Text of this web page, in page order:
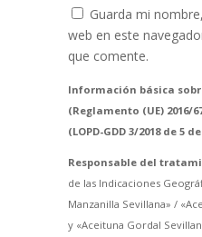
Guarda mi
web en este
que comente.
Información básica
(Reglamento (UE) 2016/
(LOPD-GDD 3/2018 de 5
Responsable del
de las Indicaciones
Manzanilla Sevillana» /
y «Aceituna Gordal